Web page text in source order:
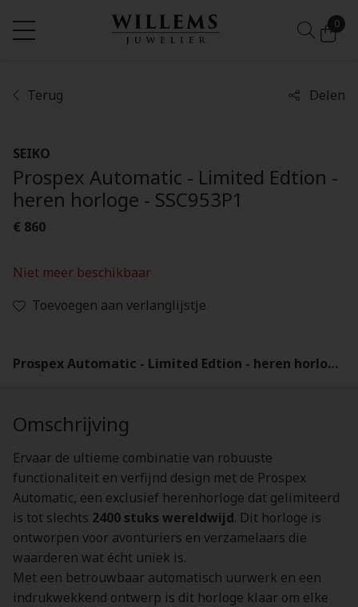
0
Terug Delen
SEIKO
Prospex Automatic - Limited Edtion -
heren horloge - SSC953P1
€ 860
Niet meer beschikbaar
Toevoegen aan verlanglijstje
Prospex Automatic - Limited Edtion - heren horloge - SSC953P1
Omschrijving
Ervaar de ultieme combinatie van robuuste
functionaliteit en verfijnd design met de Prospex
Automatic, een exclusief herenhorloge dat gelimiteerd
is tot slechts 2400 stuks wereldwijd. Dit horloge is
ontworpen voor avonturiers en verzamelaars die
waarderen wat écht uniek is.
Met een betrouwbaar automatisch uurwerk en een
indrukwekkend ontwerp is dit horloge klaar om elke